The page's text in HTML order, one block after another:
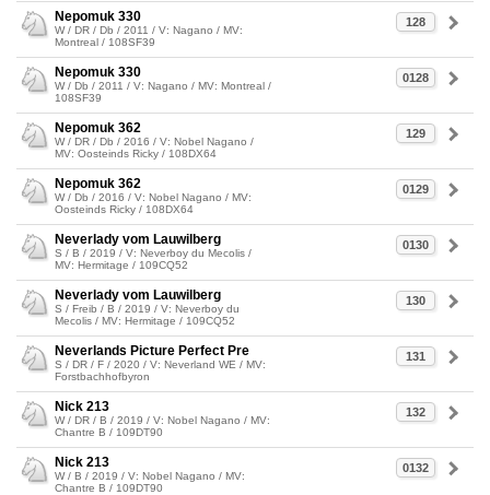
128
Nepomuk 330
W / DR / Db / 2011 / V: Nagano / MV:
Montreal / 108SF39
0128
Nepomuk 330
W / Db / 2011 / V: Nagano / MV: Montreal /
108SF39
129
Nepomuk 362
W / DR / Db / 2016 / V: Nobel Nagano /
MV: Oosteinds Ricky / 108DX64
0129
Nepomuk 362
W / Db / 2016 / V: Nobel Nagano / MV:
Oosteinds Ricky / 108DX64
0130
Neverlady vom Lauwilberg
S / B / 2019 / V: Neverboy du Mecolis /
MV: Hermitage / 109CQ52
130
Neverlady vom Lauwilberg
S / Freib / B / 2019 / V: Neverboy du
Mecolis / MV: Hermitage / 109CQ52
131
Neverlands Picture Perfect Pre
S / DR / F / 2020 / V: Neverland WE / MV:
Forstbachhofbyron
132
Nick 213
W / DR / B / 2019 / V: Nobel Nagano / MV:
Chantre B / 109DT90
0132
Nick 213
W / B / 2019 / V: Nobel Nagano / MV:
Chantre B / 109DT90